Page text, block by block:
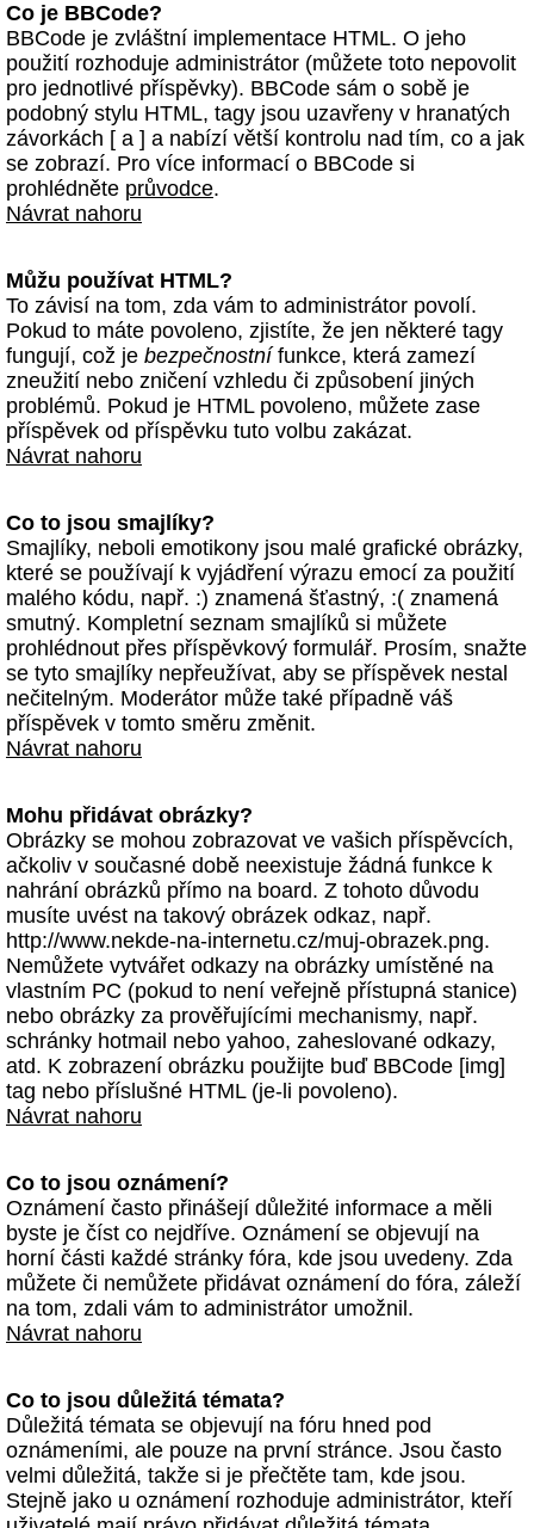
Co je BBCode?
BBCode je zvláštní implementace HTML. O jeho
použití rozhoduje administrátor (můžete toto nepovolit
pro jednotlivé příspěvky). BBCode sám o sobě je
podobný stylu HTML, tagy jsou uzavřeny v hranatých
závorkách [ a ] a nabízí větší kontrolu nad tím, co a jak
se zobrazí. Pro více informací o BBCode si
prohlédněte průvodce.
Návrat nahoru
Můžu používat HTML?
To závisí na tom, zda vám to administrátor povolí.
Pokud to máte povoleno, zjistíte, že jen některé tagy
fungují, což je bezpečnostnífunkce, která zamezí
zneužití nebo zničení vzhledu či způsobení jiných
problémů. Pokud je HTML povoleno, můžete zase
příspěvek od příspěvku tuto volbu zakázat.
Návrat nahoru
Co to jsou smajlíky?
Smajlíky, neboli emotikony jsou malé grafické obrázky,
které se používají k vyjádření výrazu emocí za použití
malého kódu, např. :) znamená šťastný, :( znamená
smutný. Kompletní seznam smajlíků si můžete
prohlédnout přes příspěvkový formulář. Prosím, snažte
se tyto smajlíky nepřeužívat, aby se příspěvek nestal
nečitelným. Moderátor může také případně váš
příspěvek v tomto směru změnit.
Návrat nahoru
Mohu přidávat obrázky?
Obrázky se mohou zobrazovat ve vašich příspěvcích,
ačkoliv v současné době neexistuje žádná funkce k
nahrání obrázků přímo na board. Z tohoto důvodu
musíte uvést na takový obrázek odkaz, např.
http://www.nekde-na-internetu.cz/muj-obrazek.png.
Nemůžete vytvářet odkazy na obrázky umístěné na
vlastním PC (pokud to není veřejně přístupná stanice)
nebo obrázky za prověřujícími mechanismy, např.
schránky hotmail nebo yahoo, zaheslované odkazy,
atd. K zobrazení obrázku použijte buď BBCode [img]
tag nebo příslušné HTML (je-li povoleno).
Návrat nahoru
Co to jsou oznámení?
Oznámení často přinášejí důležité informace a měli
byste je číst co nejdříve. Oznámení se objevují na
horní části každé stránky fóra, kde jsou uvedeny. Zda
můžete či nemůžete přidávat oznámení do fóra, záleží
na tom, zdali vám to administrátor umožnil.
Návrat nahoru
Co to jsou důležitá témata?
Důležitá témata se objevují na fóru hned pod
oznámeními, ale pouze na první stránce. Jsou často
velmi důležitá, takže si je přečtěte tam, kde jsou.
Stejně jako u oznámení rozhoduje administrátor, kteří